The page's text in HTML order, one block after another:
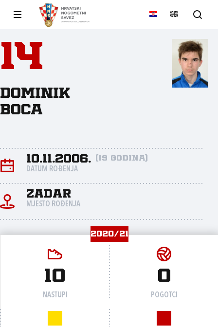
14
Dominik
Boca
10.11.2006. (19 godina)
DATUM ROĐENJA
Zadar
MJESTO ROĐENJA
2020/21
10
NASTUPI
0
POGOTCI